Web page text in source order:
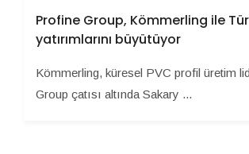
Profine Group, Kömmerling ile
yatırımlarını büyütüyor
Kömmerling, küresel PVC profil üretim
Group çatısı altında Sakary ...